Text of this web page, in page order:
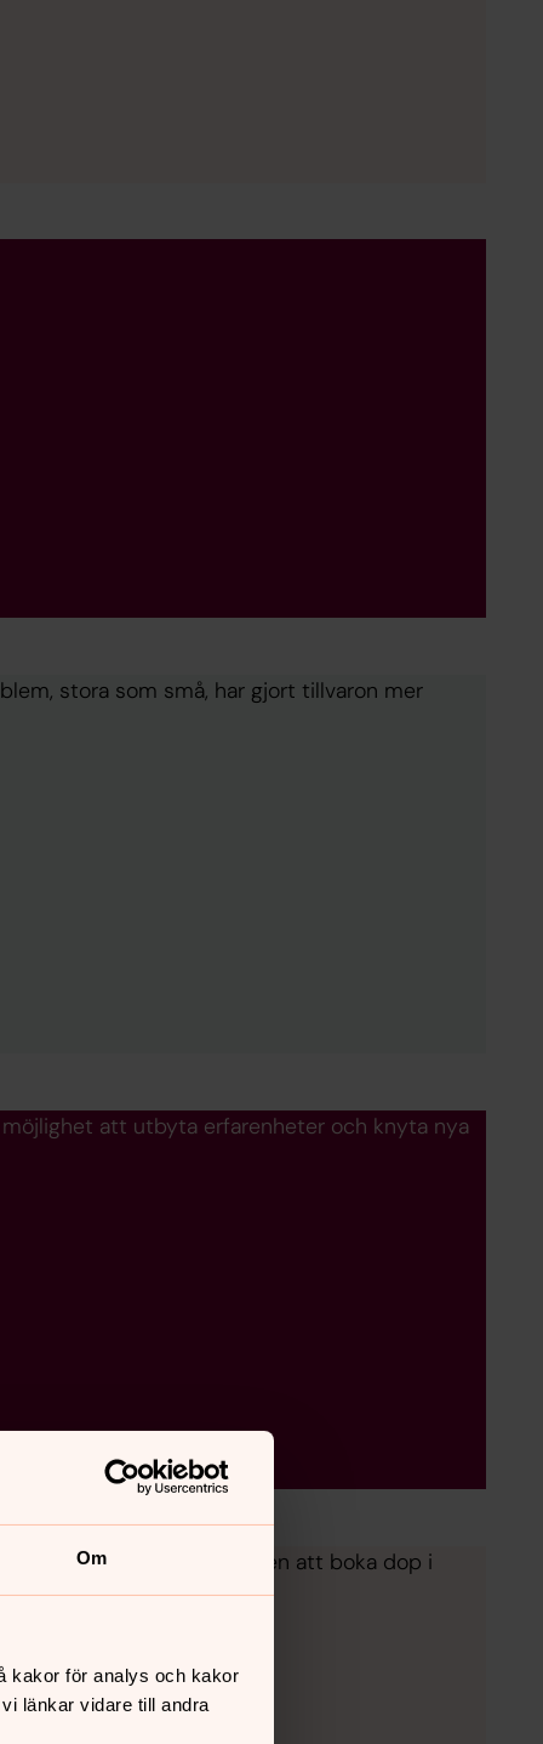
Om
kakor för analys och kakor
länkar vidare till andra
stora som små, har gjort tillvaron mer
att utbyta erfarenheter och knyta nya
gemenskap. Välkommen att boka dop i